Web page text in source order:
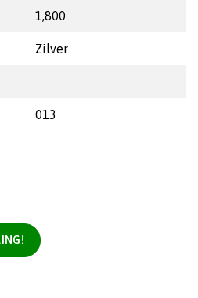
1,800
Zilver
013